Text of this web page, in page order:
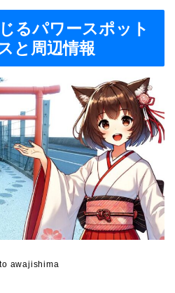
るパワースポット
と周辺情報
awajishima